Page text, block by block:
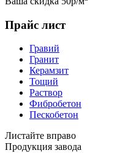
Прайс лист
Гравий
Гранит
Керамзит
Тощий
Раствор
Фибробетон
Пескобетон
Листайте вправо
Продукция завода